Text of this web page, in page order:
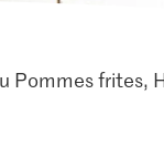
Pommes frites,